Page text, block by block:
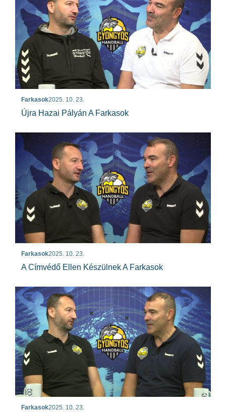
Farkasok2025. 10. 23.
Újra Hazai Pályán A Farkasok
Farkasok2025. 10. 23.
A Címvédő Ellen Készülnek A Farkasok
Farkasok2025. 10. 23.